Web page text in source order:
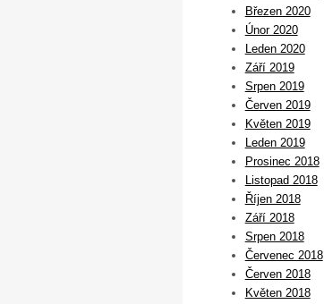
Březen 2020
Únor 2020
Leden 2020
Září 2019
Srpen 2019
Červen 2019
Květen 2019
Leden 2019
Prosinec 2018
Listopad 2018
Říjen 2018
Září 2018
Srpen 2018
Červenec 2018
Červen 2018
Květen 2018